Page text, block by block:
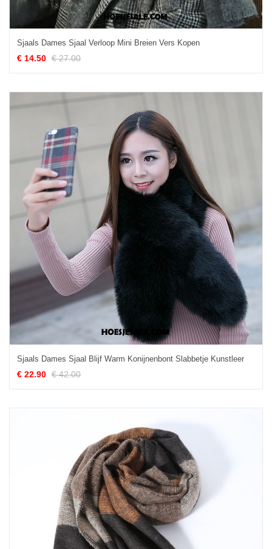
Sjaals Dames Sjaal Verloop Mini Breien Vers Kopen
€ 14.50 € 27.00
Sjaals Dames Sjaal Blijf Warm Konijnenbont Slabbetje Kunstleer
€ 22.90 € 42.00